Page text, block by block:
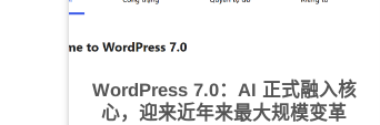
WordPress 7.0：AI 正式融入核
心，迎来近年来最大规模变革